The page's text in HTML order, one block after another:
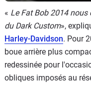
« Le Fat Bob 2014
du Dark Custom»,
Harley-Davidson. Pour
boue arrière plus
redessinée pour
obliques imposés au